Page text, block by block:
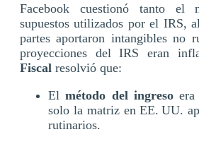
Facebook cuestionó tanto el
supuestos utilizados por el IRS,
partes aportaron intangibles no
proyecciones del IRS eran
Fiscal resolvió que:
Elmétodo del ingresoera
solo la matriz en EE. UU.
rutinarios.